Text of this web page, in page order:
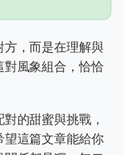
，而是在理解與
風象組合，恰恰
的甜蜜與挑戰，
望這篇文章能給你